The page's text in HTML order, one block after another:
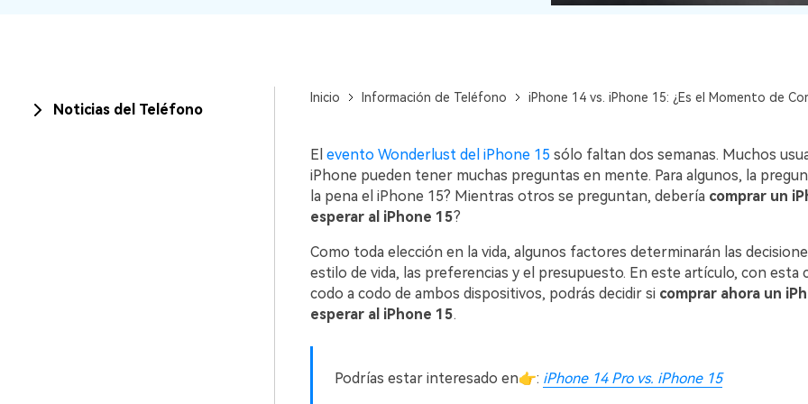
¿Qué tan increíble sería usar
iCloud para transferir datos de tu
ENCUENTRA MÁS SOLUCIONES
Noticias del Teléfono
Inicio Información de Teléfono iPhone 14 vs. iPhone 15: ¿Es el Momento de
El evento Wonderlust del iPhone 15 sólo faltan dos semanas. Muchos
iPhone pueden tener muchas preguntas en mente. Para algunos, la
la pena el iPhone 15? Mientras otros se preguntan, debería comprar un
esperar al iPhone 15?
Como toda elección en la vida, algunos factores determinarán las
estilo de vida, las preferencias y el presupuesto. En este artículo, con esta
codo a codo de ambos dispositivos, podrás decidir si comprar ahora un
esperar al iPhone 15.
Podrías estar interesado en👉: iPhone 14 Pro vs. iPhone 15